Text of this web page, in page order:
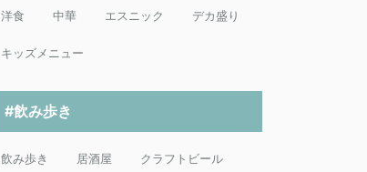
洋食 中華 エスニック デカ盛り
キッズメニュー
#飲み歩き
飲み歩き 居酒屋 クラフトビール